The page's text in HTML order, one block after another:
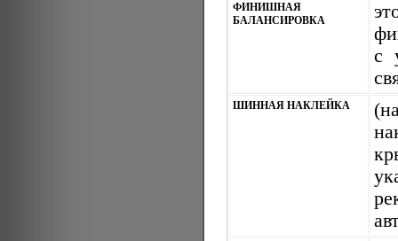
ФИНИШНАЯ
БАЛАНСИРОВКА
с
ШИННАЯ НАКЛЕЙКА